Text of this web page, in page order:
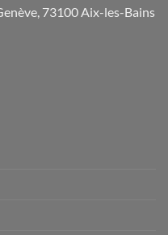
73100 Aix-les-Bains